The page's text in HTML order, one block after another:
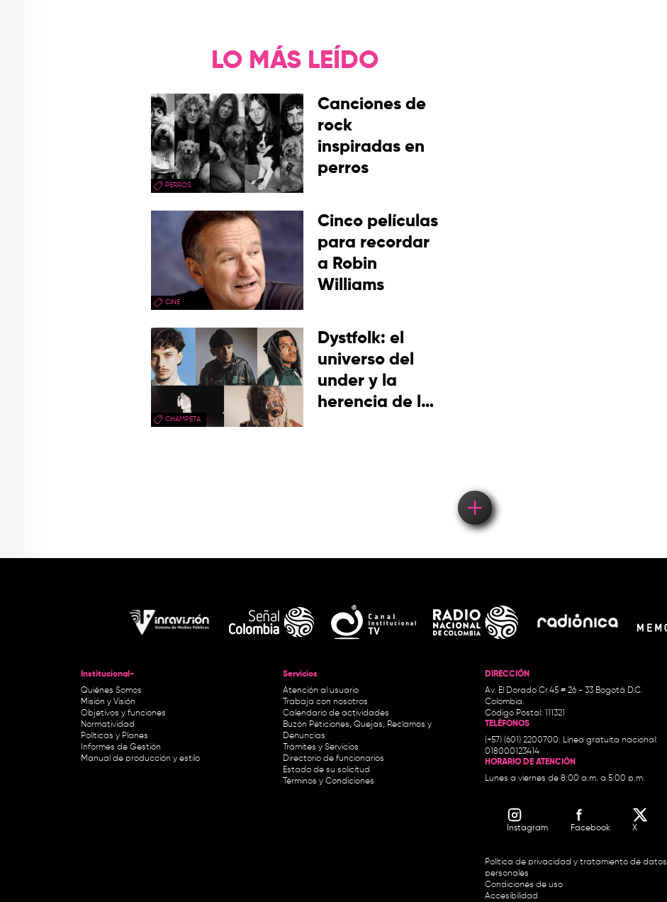
LO MÁS LEÍDO
PERROS
Canciones de
rock
inspiradas en
perros
CINE
Cinco películas
para recordar
a Robin
Williams
CHAMPETA
Dystfolk: el
universo del
under y la
herencia de la
Institucional-
Quiénes Somos
Misión y Visión
Objetivos y funciones
Normatividad
Políticas y Planes
Informes de Gestión
Manual de producción y estilo
Servicios
Atención al usuario
Trabaja con nosotros
Calendario de actividades
Buzón Peticiones, Quejas, Reclamos y
Denuncias
Trámites y Servicios
Directorio de funcionarios
Estado de su solicitud
Términos y Condiciones
DIRECCIÓN
Av. El Dorado Cr.45 # 26 - 33 Bogotá D.C.
Colombia.
Código Postal: 111321
TELÉFONOS
(+57) (601) 2200700. Línea gratuita nacional:
018000123414
HORARIO DE ATENCIÓN
Lunes a viernes de 8:00 a.m. a 5:00 p.m.
Instagram Facebook X
Política de privacidad y tratamiento de datos
personales
Condiciones de uso
Accesibilidad